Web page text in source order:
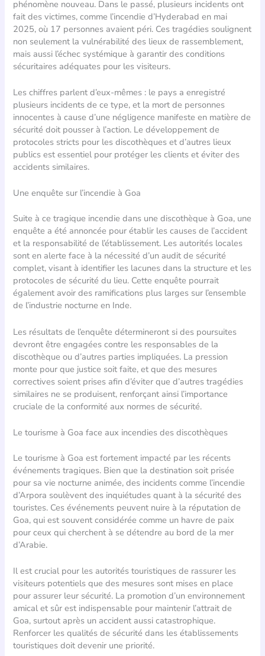
phénomène nouveau. Dans le passé, plusieurs incidents ont
fait des victimes, comme l’incendie d’Hyderabad en mai
2025, où 17 personnes avaient péri. Ces tragédies soulignent
non seulement la vulnérabilité des lieux de rassemblement,
mais aussi l’échec systémique à garantir des conditions
sécuritaires adéquates pour les visiteurs.
Les chiffres parlent d’eux-mêmes : le pays a enregistré
plusieurs incidents de ce type, et la mort de personnes
innocentes à cause d’une négligence manifeste en matière de
sécurité doit pousser à l’action. Le développement de
protocoles stricts pour les discothèques et d’autres lieux
publics est essentiel pour protéger les clients et éviter des
accidents similaires.
Une enquête sur l’incendie à Goa
Suite à ce tragique incendie dans une discothèque à Goa, une
enquête a été annoncée pour établir les causes de l’accident
et la responsabilité de l’établissement. Les autorités locales
sont en alerte face à la nécessité d’un audit de sécurité
complet, visant à identifier les lacunes dans la structure et les
protocoles de sécurité du lieu. Cette enquête pourrait
également avoir des ramifications plus larges sur l’ensemble
de l’industrie nocturne en Inde.
Les résultats de l’enquête détermineront si des poursuites
devront être engagées contre les responsables de la
discothèque ou d’autres parties impliquées. La pression
monte pour que justice soit faite, et que des mesures
correctives soient prises afin d’éviter que d’autres tragédies
similaires ne se produisent, renforçant ainsi l’importance
cruciale de la conformité aux normes de sécurité.
Le tourisme à Goa face aux incendies des discothèques
Le tourisme à Goa est fortement impacté par les récents
événements tragiques. Bien que la destination soit prisée
pour sa vie nocturne animée, des incidents comme l’incendie
d’Arpora soulèvent des inquiétudes quant à la sécurité des
touristes. Ces événements peuvent nuire à la réputation de
Goa, qui est souvent considérée comme un havre de paix
pour ceux qui cherchent à se détendre au bord de la mer
d’Arabie.
Il est crucial pour les autorités touristiques de rassurer les
visiteurs potentiels que des mesures sont mises en place
pour assurer leur sécurité. La promotion d’un environnement
amical et sûr est indispensable pour maintenir l’attrait de
Goa, surtout après un accident aussi catastrophique.
Renforcer les qualités de sécurité dans les établissements
touristiques doit devenir une priorité.